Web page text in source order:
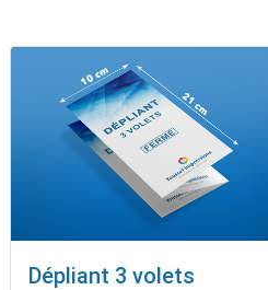
Dépliant 3 volets